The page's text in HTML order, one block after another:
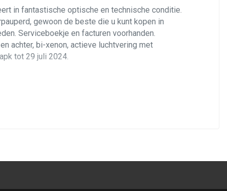
in fantastische optische en technische conditie.
gewoon de beste die u kunt kopen in
Serviceboekje en facturen voorhanden.
achter, bi-xenon, actieve luchtvering met
tot 29 juli 2024.
perfect. Een feest om mee te rijden! Nette en
zuigers zoals zovelen! U kunt fluitend naar
op. U kunt uw zitpositie perfect instellen dankzij